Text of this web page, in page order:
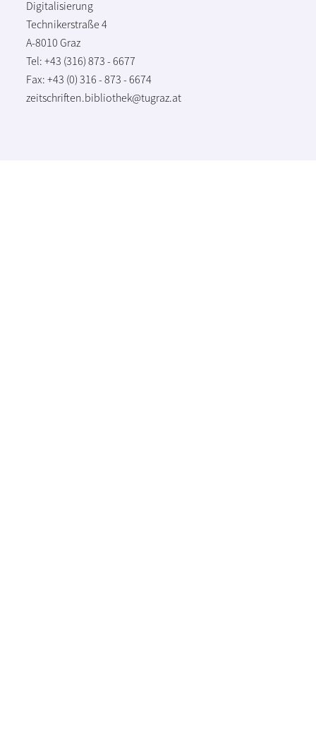
Digitalisierung
Technikerstraße 4
A-8010 Graz
Tel: +43 (316) 873 - 6677
Fax: +43 (0) 316 - 873 - 6674
zeitschriften.bibliothek@tugraz.at